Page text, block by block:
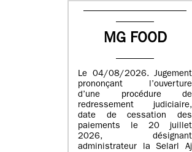
MG FOOD
Le 04/08/2026. Jugement
prononçant l’ouverture
d’une procédure de
redressement judiciaire,
date de cessation des
paiements le 20 juillet
2026, désignant
administrateur la Selarl Aj